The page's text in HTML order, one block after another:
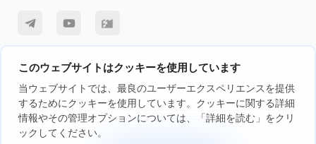
このウェブサイトはクッキーを使用しています
当ウェブサイトでは、最良のユーザーエクスペリエンスを提供
するためにクッキーを使用しています。クッキーに関する詳細
情報やその管理オプションについては、「詳細を読む」をクリ
ックしてください。
利用規約 プライバシーポリシー
リスク開示
クッキーポリシー
FXSSI LTDが運営するウェブサイト登録番号：13534801（イングラン